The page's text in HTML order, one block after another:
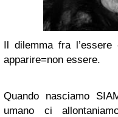
Il dilemma fra
apparire=non essere.
Quando nasciamo
umano ci